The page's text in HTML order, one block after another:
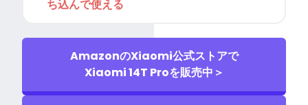
ち込んで使える
AmazonのXiaomi公式ストアで
Xiaomi 14T Proを販売中＞